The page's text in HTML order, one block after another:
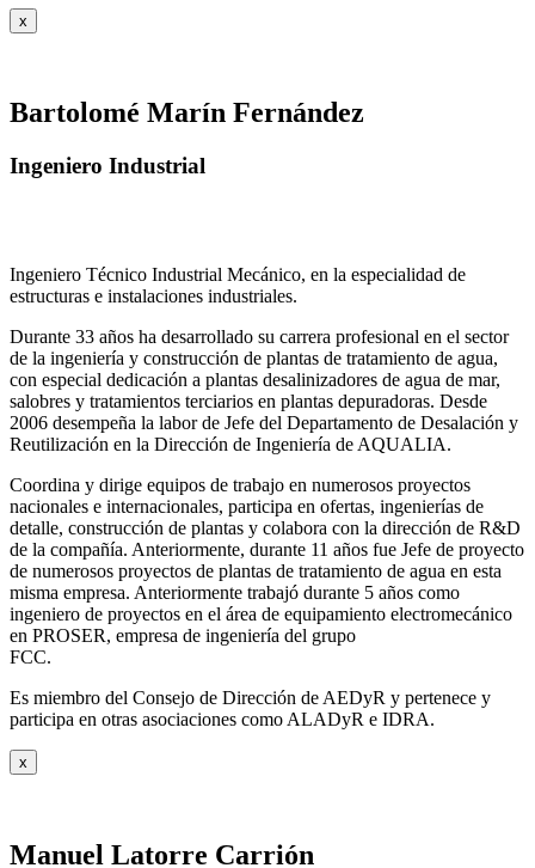
x
Bartolomé Marín Fernández
Ingeniero Industrial
Ingeniero Técnico Industrial Mecánico, en la especialidad de
estructuras e instalaciones industriales.
Durante 33 años ha desarrollado su carrera profesional en el sector
de la ingeniería y construcción de plantas de tratamiento de agua,
con especial dedicación a plantas desalinizadores de agua de mar,
salobres y tratamientos terciarios en plantas depuradoras. Desde
2006 desempeña la labor de Jefe del Departamento de Desalación y
Reutilización en la Dirección de Ingeniería de AQUALIA.
Coordina y dirige equipos de trabajo en numerosos proyectos
nacionales e internacionales, participa en ofertas, ingenierías de
detalle, construcción de plantas y colabora con la dirección de R&D
de la compañía. Anteriormente, durante 11 años fue Jefe de proyecto
de numerosos proyectos de plantas de tratamiento de agua en esta
misma empresa. Anteriormente trabajó durante 5 años como
ingeniero de proyectos en el área de equipamiento electromecánico
en PROSER, empresa de ingeniería del grupo
FCC.
Es miembro del Consejo de Dirección de AEDyR y pertenece y
participa en otras asociaciones como ALADyR e IDRA.
x
Manuel Latorre Carrión